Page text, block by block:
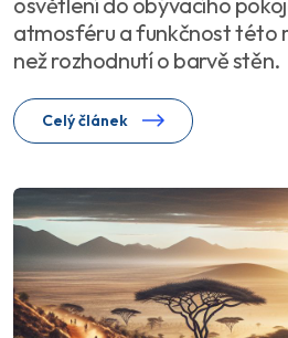
atmosféru a funkčnost této
než rozhodnutí o barvě stěn.
Celý článek